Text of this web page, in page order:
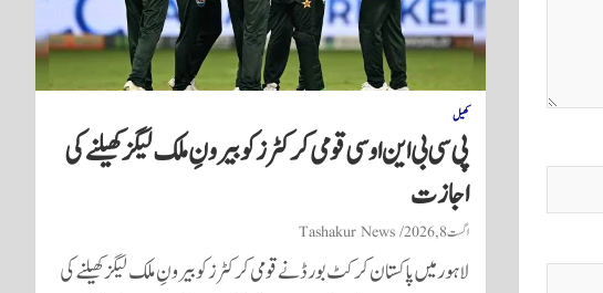
کھیل
پی سی بی این او سی قومی کرکٹرز کو بیرونِ ملک لیگز کھیلنے کی
اجازت
اگست 8, 2026 Tashakur News
لاہور میں پاکستان کرکٹ بورڈ نے قومی کرکٹرز کو بیرونِ ملک لیگز کھیلنے کی